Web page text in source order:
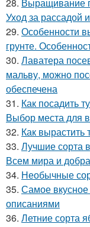
28. Выращивание
Уход за рассадой
29. Особенности
грунте.
30. Лаватера
мальву, можно
обеспечена
31. Как посадить
Выбор места для
32. Как вырастить
33. Лучшие сорта
Всем мира и
34. Необычные
35. Самое вкусное
описаниями
36. Летние сорта